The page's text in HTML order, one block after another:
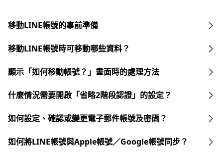
移動LINE帳號的事前準備
移動LINE帳號時可移動哪些資料？
顯示「如何移動帳號？」畫面時的處理方法
什麼情況需要開啟「省略2階段認證」的設定？
如何設定、確認或變更電子郵件帳號及密碼？
如何將LINE帳號與Apple帳號／Google帳號同步？